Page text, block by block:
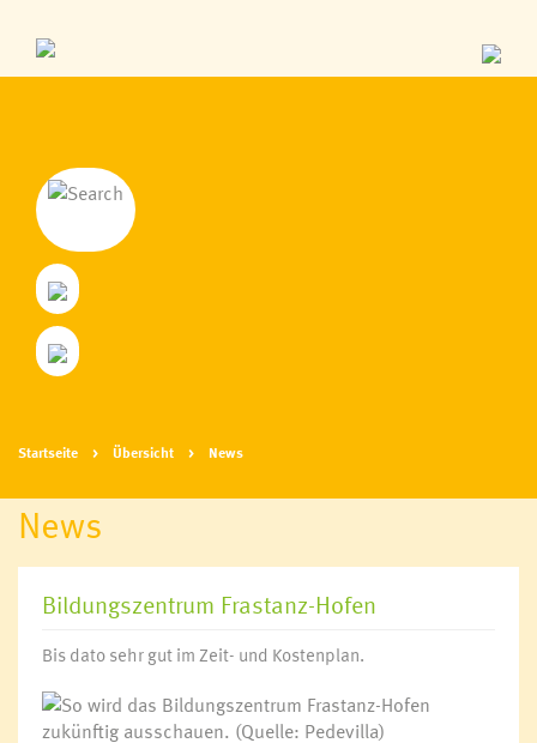
Startseite Übersicht News
News
Bildungszentrum Frastanz-Hofen
Bis dato sehr gut im Zeit- und Kostenplan.